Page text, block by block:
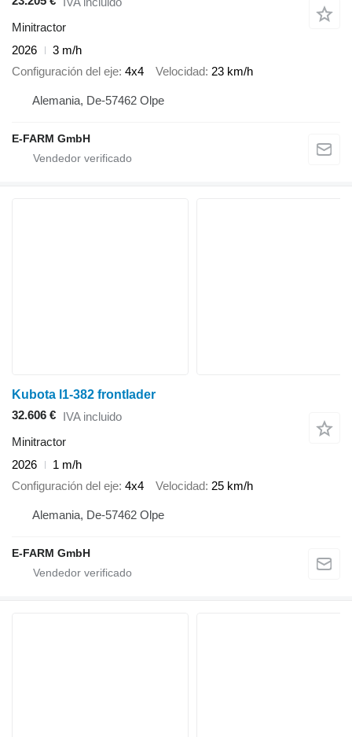
Minitractor
2026
3 m/h
Configuración del eje 4x4 Velocidad 23 km/h
Alemania, De-57462 Olpe
E-FARM GmbH
Kubota l1-382 frontlader
32.606 € IVA incluido
Minitractor
2026
1 m/h
Configuración del eje 4x4 Velocidad 25 km/h
Alemania, De-57462 Olpe
E-FARM GmbH